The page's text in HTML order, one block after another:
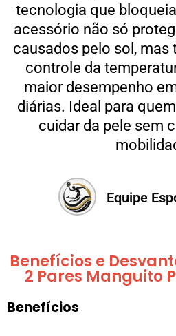
tecnologia que
acessório não só
causados pelo sol, mas
controle da
maior desempenho
diárias. Ideal para
cuidar da pele sem
Equipe
Benefícios e
2 Pares Manguito
Benefícios